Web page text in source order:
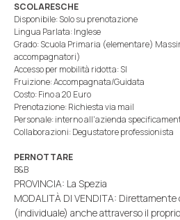
SCOLARESCHE
Disponibile: Solo su prenotazione
Lingua Parlata: Inglese
Grado: Scuola Primaria (elementare)
accompagnatori)
Accesso per mobilità ridotta: SI
Fruizione: Accompagnata/Guidata
Costo: Fino a 20 Euro
Prenotazione: Richiesta via mail
Personale: interno all'azienda
Collaborazioni: Degustatore professionista
PERNOTTARE
B&B
PROVINCIA: La Spezia
MODALITÀ DI VENDITA:
(individuale) anche attraverso il